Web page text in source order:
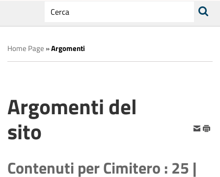
testo
da
cercare
ricerca
Home Page »Argomenti
Argomenti del
sito
Contenuti perCimitero: 25 |